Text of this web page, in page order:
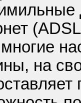
многие
на